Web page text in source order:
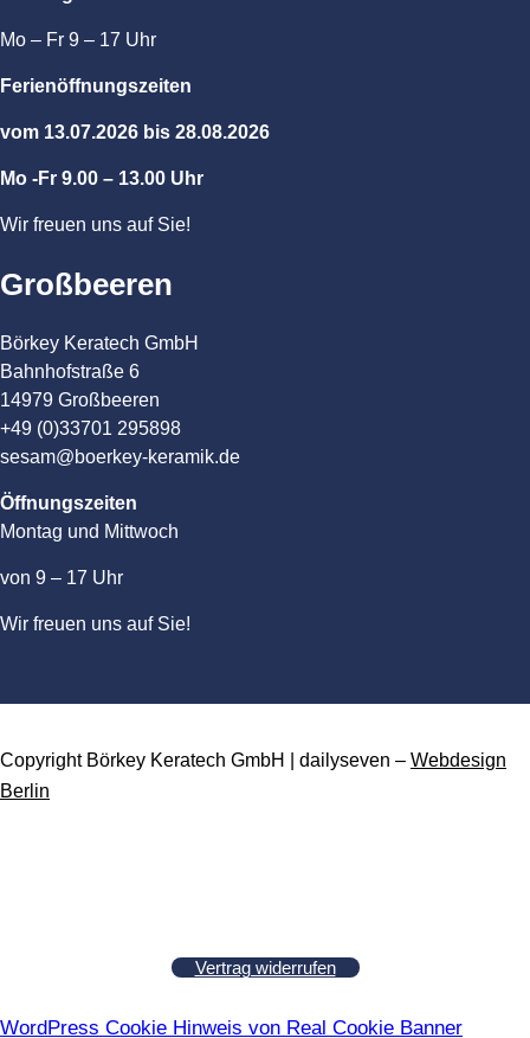
Mo – Fr 9 – 17 Uhr
Ferienöffnungszeiten
vom 13.07.2026 bis 28.08.2026
Mo -Fr 9.00 – 13.00 Uhr
Wir freuen uns auf Sie!
Großbeeren
Börkey Keratech GmbH
Bahnhofstraße 6
14979 Großbeeren
+49 (0)33701 295898
sesam@boerkey-keramik.de
Öffnungszeiten
Montag und Mittwoch
von 9 – 17 Uhr
Wir freuen uns auf Sie!
Copyright Börkey Keratech GmbH | dailyseven – Webdesign
Berlin
Vertrag widerrufen
WordPress Cookie Hinweis von Real Cookie Banner